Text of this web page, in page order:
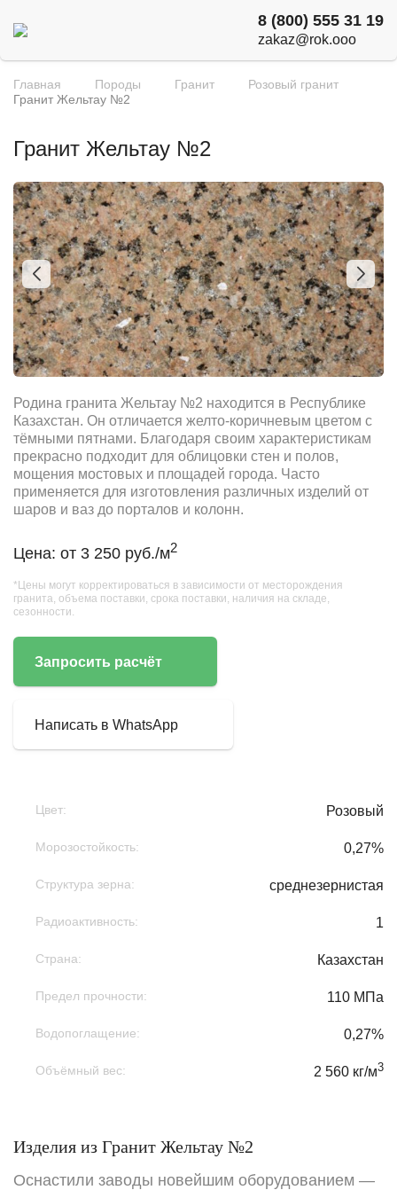
8 (800) 555 31 19
zakaz@rok.ooo
Главная Породы Гранит
Розовый гранит
Гранит Жельтау №2
Гранит Жельтау №2
Родина гранита Жельтау №2 находится в Республике
Казахстан. Он отличается желто-коричневым цветом с
тёмными пятнами. Благодаря своим характеристикам
прекрасно подходит для облицовки стен и полов,
мощения мостовых и площадей города. Часто
применяется для изготовления различных изделий от
шаров и ваз до порталов и колонн.
Цена: от 3 250 руб./м2
*Цены могут корректироваться в зависимости от месторождения
гранита, объема поставки, срока поставки, наличия на складе,
сезонности.
Запросить расчёт
Написать в WhatsApp
Цвет: Розовый
Морозостойкость: 0,27%
Структура зерна: среднезернистая
Радиоактивность: 1
Страна: Казахстан
Предел прочности: 110 МПа
Водопоглащение: 0,27%
Объёмный вес: 2 560 кг/м3
Изделия из Гранит Жельтау №2
Оснастили заводы новейшим оборудованием —